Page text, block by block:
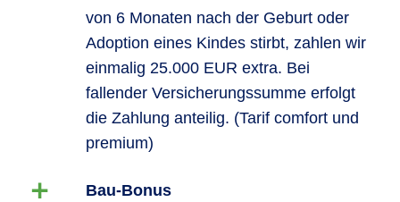
von 6 Monaten nach der Geburt oder
Adoption eines Kindes stirbt, zahlen wir
einmalig 25.000 EUR extra. Bei
fallender Versicherungssumme erfolgt
die Zahlung anteilig. (Tarif comfort und
premium)
Bau-Bonus